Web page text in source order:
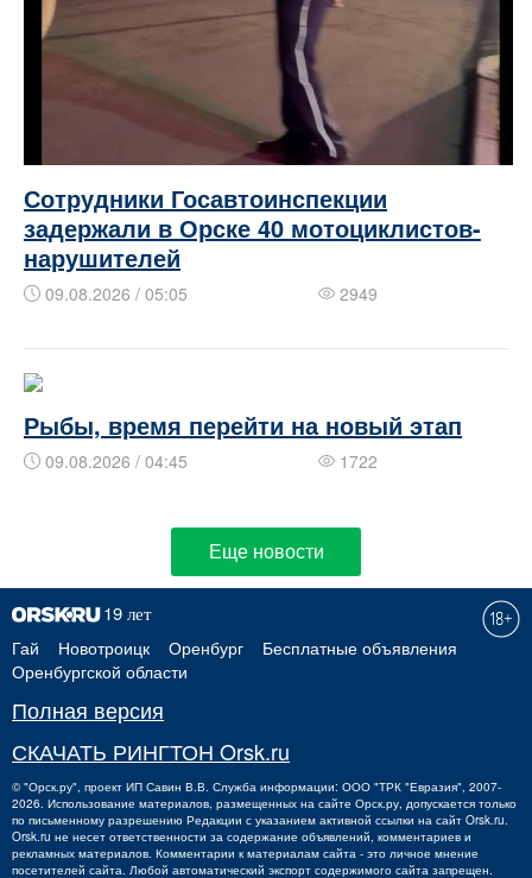
Сотрудники Госавтоинспекции
задержали в Орске 40 мотоциклистов-
нарушителей
09.08.2026 / 05:05 2949
Рыбы, время перейти на новый этап
09.08.2026 / 04:45 1722
Еще новости
Гай Новотроицк Оренбург
Бесплатные объявления
Оренбургской области
Полная версия
СКАЧАТЬ РИНГТОН Orsk.ru
©"Орск.ру", проект ИП Савин В.В. Служба информации: ООО "ТРК "Евразия", 2007-
2026. Использование материалов, размещенных на сайте Орск.ру, допускается только
по письменному разрешению Редакции с указанием активной ссылки на сайт Orsk.ru.
Orsk.ru не несет ответственности за содержание объявлений, комментариев и
рекламных материалов. Комментарии к материалам сайта - это личное мнение
посетителей сайта. Любой автоматический экспорт содержимого сайта запрещен.